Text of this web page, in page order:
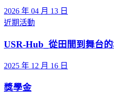
2026 年 04 月 13 日
近期活動
USR-Hub_從田間到舞台
2025 年 12 月 16 日
獎學金